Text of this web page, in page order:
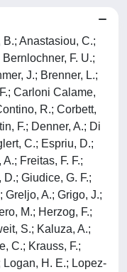
Anastasiou, C.;
F. U.;
J.; Brenner, L.;
Carloni Calame,
R.; Corbett,
F.; Denner, A.; Di
C.; Espriu, D.;
Freitas, F. F.;
Giudice, G. F.;
Greljo, A.; Grigo, J.;
M.; Herzog, F.;
S.; Kaluza, A.;
C.; Krauss, F.;
Logan, H. E.; Lopez-